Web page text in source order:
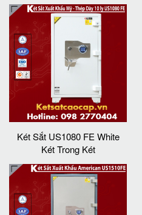
Két Sắt US1080 FE White
Két Trong Két